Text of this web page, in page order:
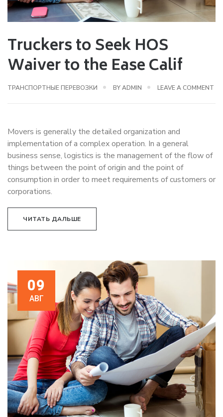
Truckers to Seek HOS
Waiver to the Ease Calif
ТРАНСПОРТНЫЕ ПЕРЕВОЗКИ BYADMIN LEAVE A COMMENT
Movers is generally the detailed organization and
implementation of a complex operation. In a general
business sense, logistics is the management of the flow of
things between the point of origin and the point of
consumption in order to meet requirements of customers or
corporations.
ЧИТАТЬ ДАЛЬШЕ
09
АВГ